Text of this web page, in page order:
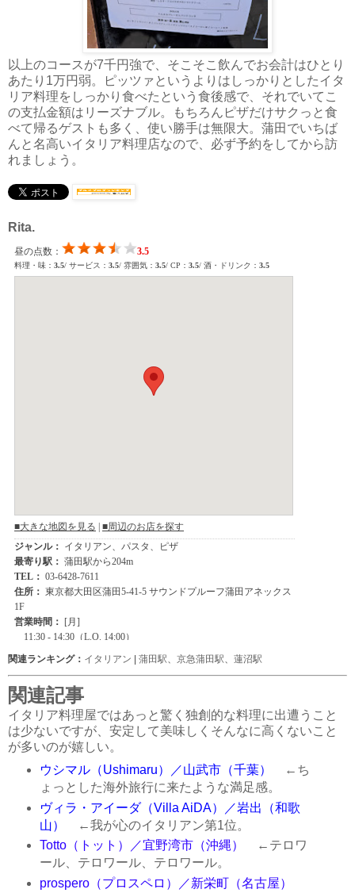
以上のコースが7千円強で、そこそこ飲んでお会計はひとり
あたり1万円弱。ピッツァというよりはしっかりとしたイタ
リア料理をしっかり食べたという食後感で、それでいてこ
の支払金額はリーズナブル。もちろんピザだけサクっと食
べて帰るゲストも多く、使い勝手は無限大。蒲田でいちば
んと名高いイタリア料理店なので、必ず予約をしてから訪
れましょう。
Rita.
関連ランキング： イタリアン | 蒲田駅 京急蒲田駅 蓮沼駅
関連記事
イタリア料理屋ではあっと驚く独創的な料理に出遭うこと
は少ないですが、安定して美味しくそんなに高くないこと
が多いのが嬉しい。
ウシマル（Ushimaru）／山武市（千葉）
←ち
ょっとした海外旅行に来たような満足感。
ヴィラ・アイーダ（Villa AiDA）／岩出（和歌
山）
←我が心のイタリアン第1位。
Totto（トット）／宜野湾市（沖縄）
←テロワ
ール、テロワール、テロワール。
prospero（プロスペロ）／新栄町（名古屋）